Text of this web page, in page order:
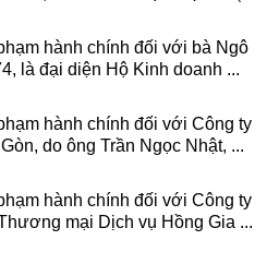
hành chính đối với bà Ngô
là đại diện Hộ Kinh doanh ...
hành chính đối với Công ty
do ông Trần Ngọc Nhật, ...
hành chính đối với Công ty
mại Dịch vụ Hồng Gia ...